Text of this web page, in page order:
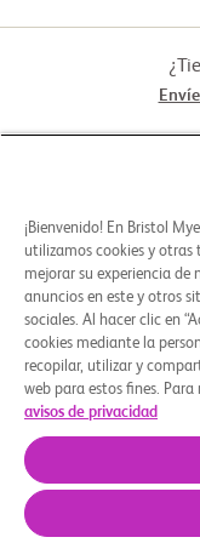
Fármaco: Placebo
haber recibido una
participantes no
método anticonceptivo
embarazo en orina/
          - Los hombres sexualmente activos con mujeres con
capacidad de concebir
        Criterios de exclusión
      Antecedentes de accidente cerebrovascular o ataque isquémico
transitorio dentro de los
cardíaca en reposo.
neoplasia maligna
ACERCA DE
¿NECESITA AYUDA?
© 2026
¡Bienvenido! En Bristol
utilizamos cookies y otras
mejorar su experiencia de
anuncios en este y otros
sociales. Al hacer clic en
cookies mediante la
recopilar, utilizar y
web para estos fines.
avisos de privacidad